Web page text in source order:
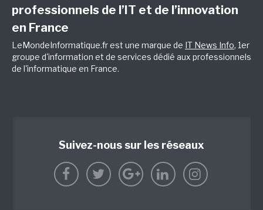
professionnels de l’IT et de l’innovation
en France
LeMondeInformatique.fr est une marque de IT News Info, 1er
groupe d'information et de services dédié aux professionnels
de l'informatique en France.
Suivez-nous sur les réseaux